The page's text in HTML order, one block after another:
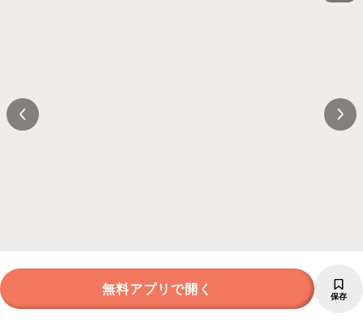
無料アプリで開く 保存